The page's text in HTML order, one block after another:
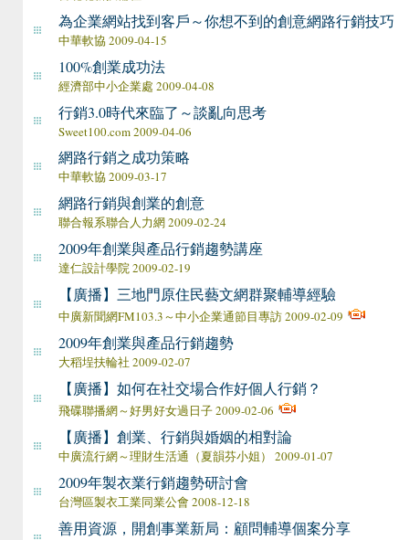
為企業網站找到客戶～你想不到的創意網路行銷技巧
中華軟協 2009-04-15
100%創業成功法
經濟部中小企業處 2009-04-08
行銷3.0時代來臨了～談亂向思考
Sweet100.com 2009-04-06
網路行銷之成功策略
中華軟協 2009-03-17
網路行銷與創業的創意
聯合報系聯合人力網 2009-02-24
2009年創業與產品行銷趨勢講座
達仁設計學院 2009-02-19
【廣播】三地門原住民藝文網群聚輔導經驗
中廣新聞網FM103.3～中小企業通節目專訪 2009-02-09
2009年創業與產品行銷趨勢
大稻埕扶輪社 2009-02-07
【廣播】如何在社交場合作好個人行銷？
飛碟聯播網～好男好女過日子 2009-02-06
【廣播】創業、行銷與婚姻的相對論
中廣流行網～理財生活通（夏韻芬小姐） 2009-01-07
2009年製衣業行銷趨勢研討會
台灣區製衣工業同業公會 2008-12-18
善用資源，開創事業新局：顧問輔導個案分享